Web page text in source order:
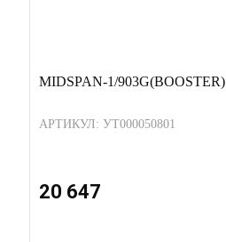
MIDSPAN-1/903G(BOOSTER)
АРТИКУЛ: УТ000050801
20 647